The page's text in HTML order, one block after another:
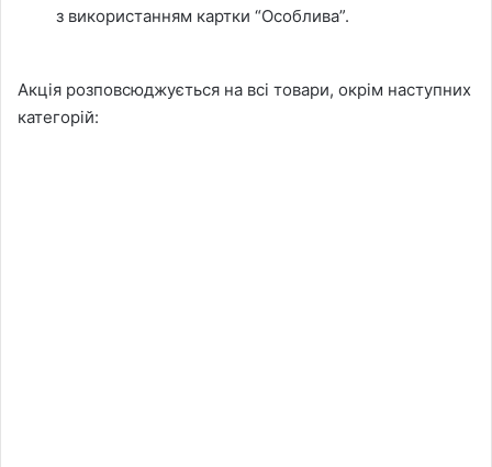
з використанням картки “Особлива”.
Акція розповсюджується на всі товари, окрім наступних
категорій: